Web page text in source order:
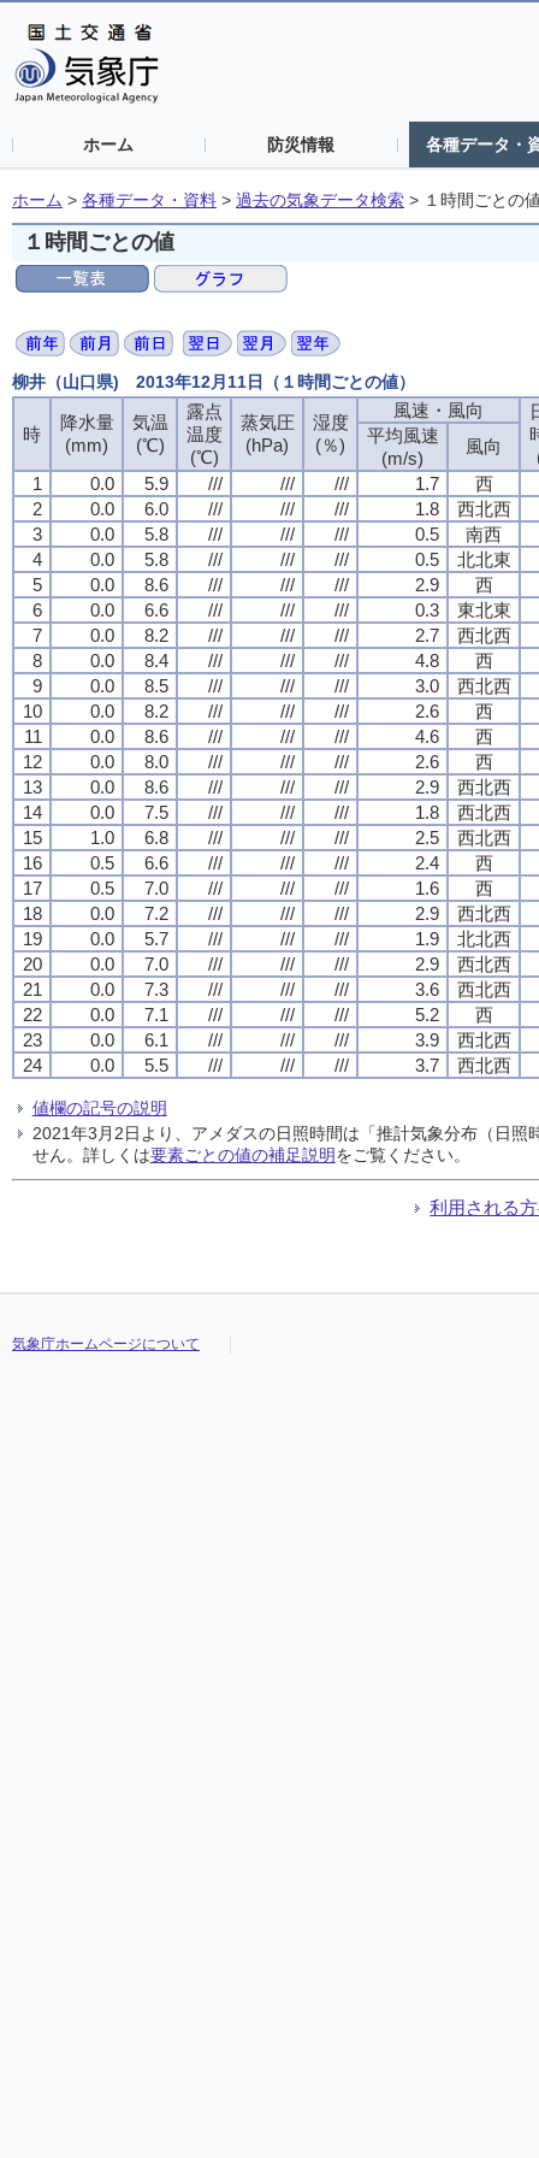
ホーム 防災情報 各種データ・
ホーム > 各種データ・資料 > 過去の気象データ検索 > １時間ごとの
１時間ごとの値
柳井（山口県) 2013年12月11日（１時間ごとの値）
時
降水量
(mm)
気温
(℃)
露点
温度
(℃)
蒸気圧
(hPa)
湿度
(％)
風速・風向
平均風速
(m/s)
風向
1
0.0 5.9 /// /// /// 1.7
西
2
0.0 6.0 /// /// /// 1.8
西北西
3
0.0 5.8 /// /// /// 0.5
南西
4
0.0 5.8 /// /// /// 0.5
北北東
5
0.0 8.6 /// /// /// 2.9
西
6
0.0 6.6 /// /// /// 0.3
東北東
7
0.0 8.2 /// /// /// 2.7
西北西
8
0.0 8.4 /// /// /// 4.8
西
9
0.0 8.5 /// /// /// 3.0
西北西
10
0.0 8.2 /// /// /// 2.6
西
11
0.0 8.6 /// /// /// 4.6
西
12
0.0 8.0 /// /// /// 2.6
西
13
0.0 8.6 /// /// /// 2.9
西北西
14
0.0 7.5 /// /// /// 1.8
西北西
15
1.0 6.8 /// /// /// 2.5
西北西
16
0.5 6.6 /// /// /// 2.4
西
17
0.5 7.0 /// /// /// 1.6
西
18
0.0 7.2 /// /// /// 2.9
西北西
19
0.0 5.7 /// /// /// 1.9
北北西
20
0.0 7.0 /// /// /// 2.9
西北西
21
0.0 7.3 /// /// /// 3.6
西北西
22
0.0 7.1 /// /// /// 5.2
西
23
0.0 6.1 /// /// /// 3.9
西北西
24
0.0 5.5 /// /// /// 3.7 西北西
値欄の記号の説明
2021年3月2日より、アメダスの日照時間は「推計気象分布（日
せん。詳しくは要素ごとの値の補足説明をご覧ください。
利用される
気象庁ホームページについて